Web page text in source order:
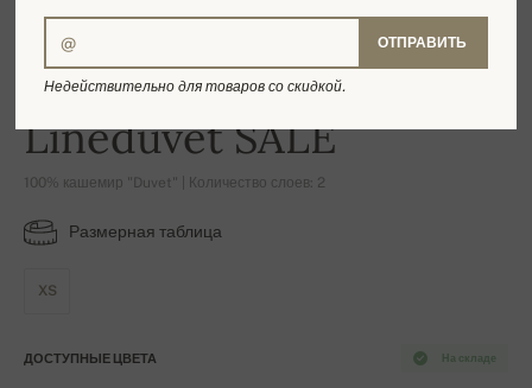
-16%
Lineduvet SALE
100% кашемир "Duvet" | Количество слоев: 2
Размерная таблица
XS
На складе
ДОСТУПНЫЕ ЦВЕТА
ОТПРАВИТЬ
Недействительно для товаров со скидкой.